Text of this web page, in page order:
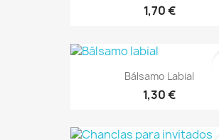
1,70 €
Bálsamo Labial
1,30 €